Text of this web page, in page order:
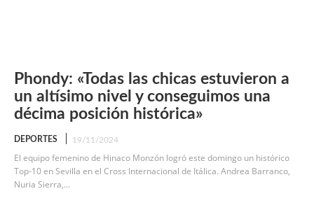
Phondy: «Todas las chicas estuvieron a
un altísimo nivel y conseguimos una
décima posición histórica»
DEPORTES 19/11/2024
El equipo femenino de Hinaco Monzón logró este domingo un histórico
Top-10 en Sevilla en el Cross Internacional de Itálica. Andrea Barranco,
Nuria Sierra,...